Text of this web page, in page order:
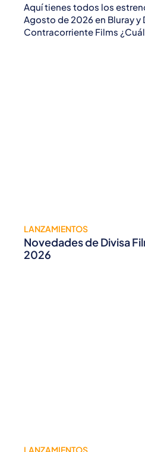
Aquí tienes todos los
Agosto de 2026 en Bluray y
Contracorriente Films
LANZAMIENTOS
Novedades de Divisa
2026
LANZAMIENTOS